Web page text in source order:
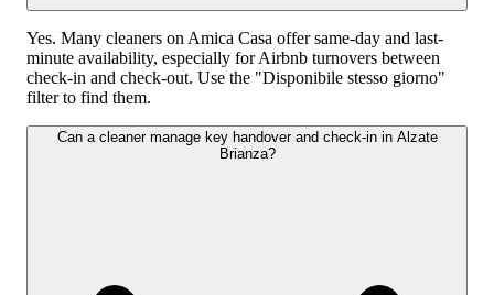
Yes. Many cleaners on Amica Casa offer same-day and last-
minute availability, especially for Airbnb turnovers between
check-in and check-out. Use the "Disponibile stesso giorno"
filter to find them.
Can a cleaner manage key handover and check-in in Alzate
Brianza?